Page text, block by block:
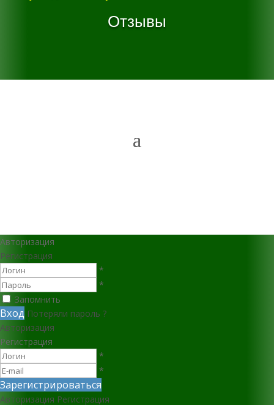
Отзывы
Авторизация
Регистрация
*
*
Запомнить
Вход Потеряли пароль ?
Авторизация
Регистрация
*
*
Зарегистрироваться
Авторизация Регистрация